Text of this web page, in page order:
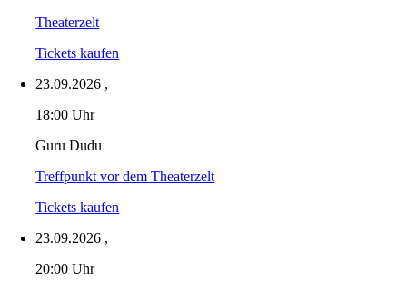
Theaterzelt
Tickets kaufen
23.09.2026 ,
18:00 Uhr
Guru Dudu
Treffpunkt vor dem Theaterzelt
Tickets kaufen
23.09.2026 ,
20:00 Uhr